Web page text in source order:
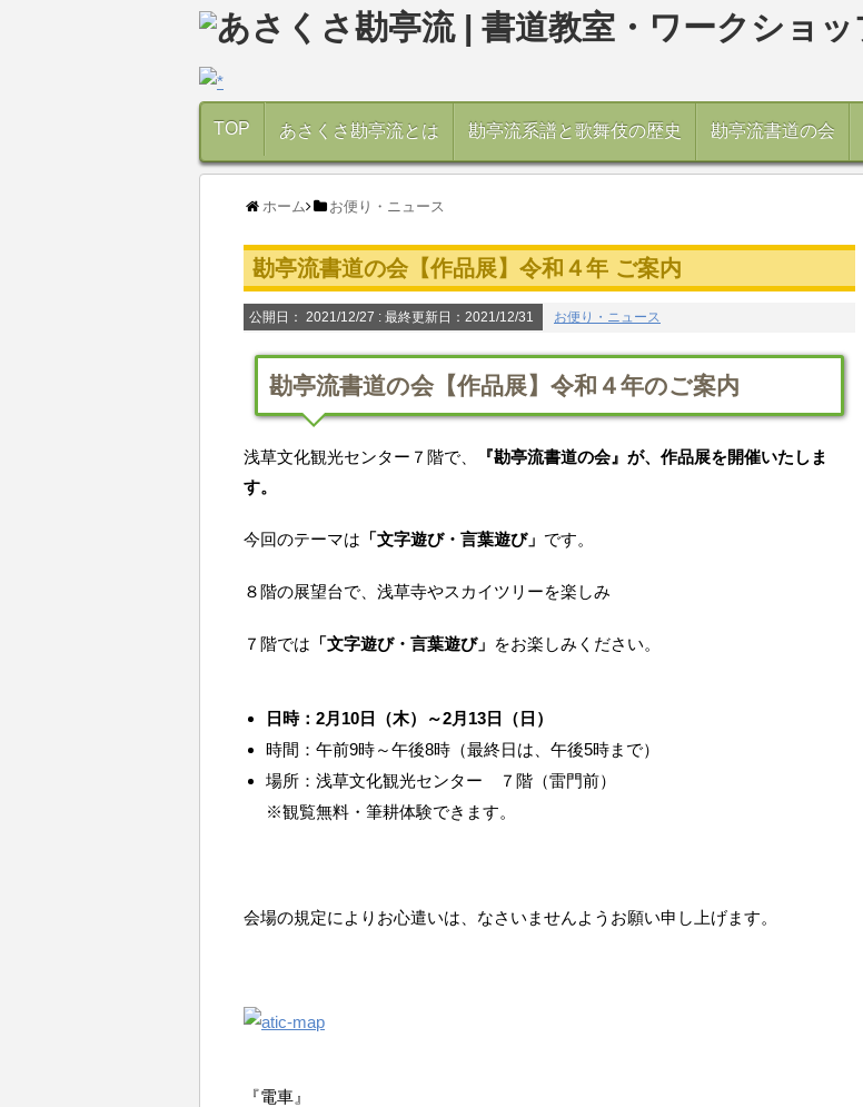
TOP あさくさ勘亭流とは 勘亭流系譜と歌舞伎の歴史 勘亭流書道の会
ホーム お便り・ニュース
勘亭流書道の会【作品展】令和４年 ご案内
公開日： 2021/12/27 : 最終更新日：2021/12/31 お便り・ニュース
勘亭流書道の会【作品展】令和４年のご案内
浅草文化観光センター７階で、
『勘亭流書道の会』が、作品展を開催いたしま
す。
今回のテーマは 「文字遊び・言葉遊び」 です。
８階の展望台で、浅草寺やスカイツリーを楽しみ
７階では 「文字遊び・言葉遊び」 をお楽しみください。
日時：2月10日（木）～2月13日（日）
時間：午前9時～午後8時（最終日は、午後5時まで）
場所：浅草文化観光センター ７階（雷門前）
※観覧無料・筆耕体験できます。
会場の規定によりお心遣いは、なさいませんようお願い申し上げます。
『電車』